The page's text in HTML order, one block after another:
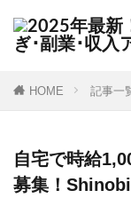
HOME 記事一
自宅で時給
募集！